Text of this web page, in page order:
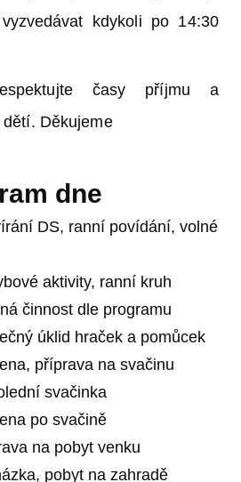
kdykoli po 14:30
časy příjmu a
Děkujeme
dne
DS, ranní povídání, volné
aktivity, ranní kruh
činnost dle programu
úklid hraček a pomůcek
příprava na svačinu
svačinka
po svačině
na pobyt venku
pobyt na zahradě